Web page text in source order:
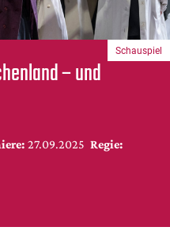
– und
27.09.2025 Regie:
Schauspiel